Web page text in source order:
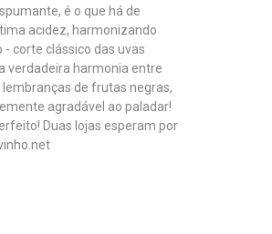
é o que há de
acidez, harmonizando
corte clássico das uvas
verdadeira harmonia entre
de frutas negras,
agradável ao paladar!
Duas lojas esperam por